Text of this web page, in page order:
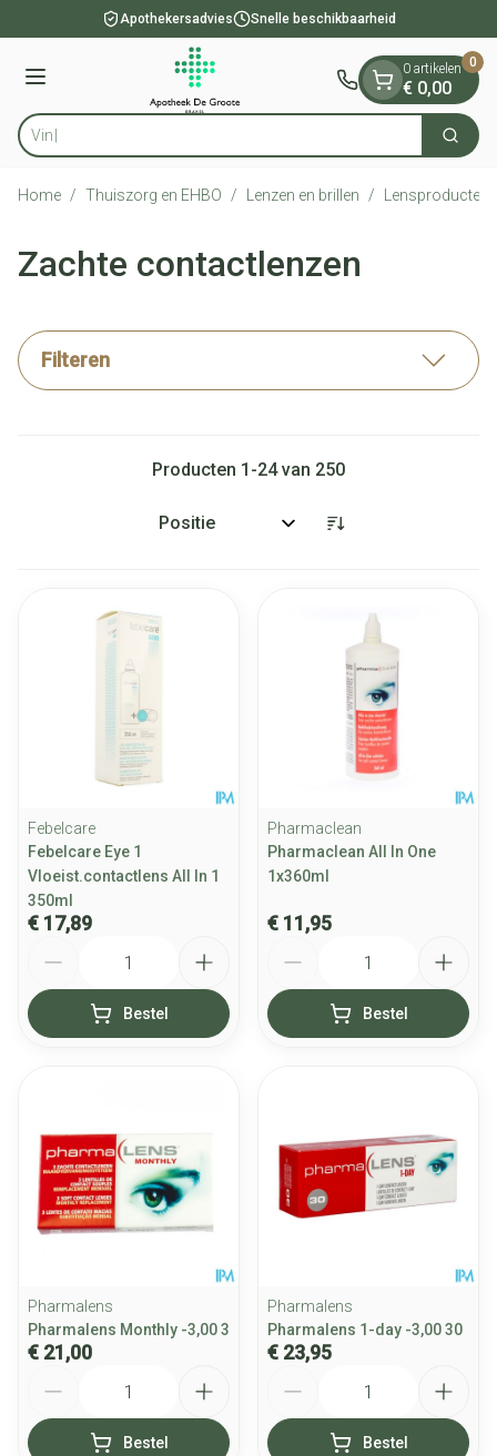
Ga naar de inhoudApothekersadvies Snelle beschikbaarheid
Menu
Product, merk, categorie...
Vind snel wond Zoek
0 artikelen
€ 0,00
0
Home / Thuiszorg en EHBO / Lenzen en brillen / Lensproducten
Zachte contactlenzen
Filteren
Producten 1 -24van 250
Sorteer op:
Febelcare
Febelcare Eye 1
Vloeist.contactlens All In 1
350ml
€ 17,89
Bestel
Pharmaclean
Pharmaclean All In One
1x360ml
€ 11,95
Bestel
Pharmalens
Pharmalens Monthly -3,00 3
€ 21,00
Bestel
Pharmalens
Pharmalens 1-day -3,00 30
€ 23,95
Bestel